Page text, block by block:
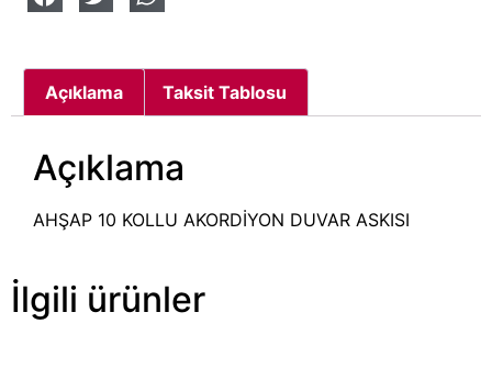
Açıklama Taksit Tablosu
Açıklama
AHŞAP 10 KOLLU AKORDİYON DUVAR ASKISI
İlgili ürünler